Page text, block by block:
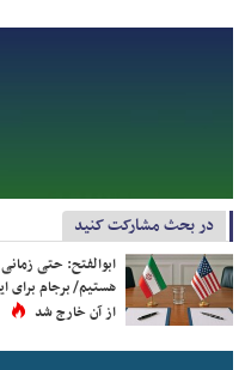
در بحث مشارکت کنید
ابوالفتح: حتی
هستیم/ برجام برای
از آن خارج شد